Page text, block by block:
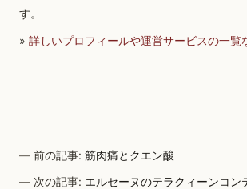
す。
» 詳しいプロフィールや運営サービスの一覧
前の記事:筋肉痛とクエン酸
次の記事: エルセーヌのテラクィーンコン